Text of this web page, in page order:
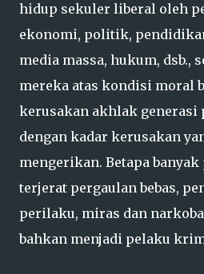
hidup sekuler liberal oleh
ekonomi, politik,
media massa, hukum, dsb.,
mereka atas kondisi moral
kerusakan akhlak generasi
dengan kadar kerusakan
mengerikan. Betapa banyak
terjerat pergaulan bebas,
perilaku, miras dan
bahkan menjadi pelaku